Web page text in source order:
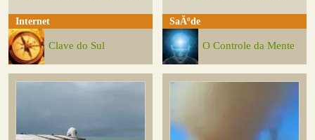
Internet
Clave do Sul
SaÃºde
O Controle da Mente